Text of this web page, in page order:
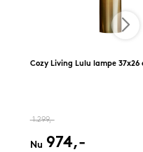
Cozy Living Lulu lampe 37x26
1.299,-
Nu 974,-